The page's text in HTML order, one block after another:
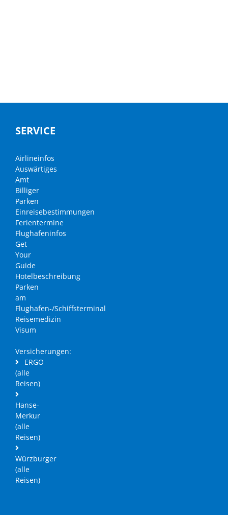
SERVICE
Airlineinfos
Auswärtiges
Amt
Billiger
Parken
Einreisebestimmungen
Ferientermine
Flughafeninfos
Get
Your
Guide
Hotelbeschreibung
Parken
am
Flughafen-/Schiffsterminal
Reisemedizin
Visum
Versicherungen:
ERGO
(alle
Reisen)
Hanse-
Merkur
(alle
Reisen)
Würzburger
(alle
Reisen)